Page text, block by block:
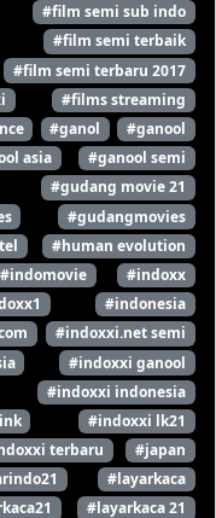
#film semi sub indo
#film semi terbaik
#film semi terbaru 2017
#films streaming
#ganol
#ganool
asia
#ganool semi
#gudang movie 21
#gudangmovies
#human evolution
#indomovie
#indoxx
#indonesia
#indoxxi.net semi
#indoxxi ganool
#indoxxi indonesia
#indoxxi lk21
terbaru
#japan
#layarkaca
#layarkaca 21